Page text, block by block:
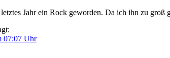
Jahr ein Rock geworden. Da ich ihn zu groß
07:07 Uhr